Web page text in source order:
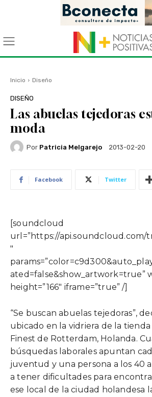
Inicio Diseño
DISEÑO
Las abuelas tejedoras
moda
Por Patricia Melgarejo 2013-02-20
Facebook Twitter
[soundcloud
url=”https://api.soundcloud.com/
″
ated=false&show_artwork=true”
height=”166″ iframe=”true” /]
“Se buscan abuelas tejedoras”,
ubicado en la vidriera de la tienda
Finest de Rotterdam, Holanda.
búsquedas laborales apuntan
juventud y una persona a los 40
a tener dificultades para
ese local de la ciudad holandesa